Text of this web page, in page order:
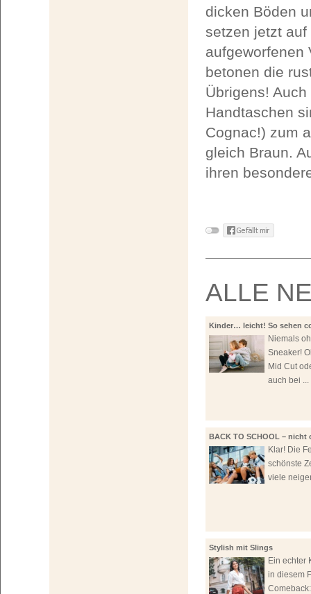
dicken Böden
setzen jetzt
aufgeworfenen
betonen die
Übrigens!
Handtaschen
Cognac!) zum
gleich Braun.
ihren
ALLE
Kinder… leicht! So sehen
aus!
Niemals
Sneaker!
Mid Cut
auch bei ...
BACK TO SCHOOL – nicht
Sneaker!
Klar! Die
schönste
viele
Stylish mit Slings
Ein echter
in diesem